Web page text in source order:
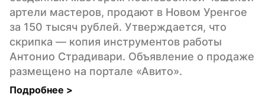
артели мастеров, продают в Новом Уренгое
за 150 тысяч рублей. Утверждается, что
скрипка — копия инструментов работы
Антонио Страдивари. Объявление о продаже
размещено на портале «Авито».
Подробнее >